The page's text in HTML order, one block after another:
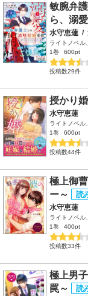
敏腕弁
ら、溺
水守恵蓮 /
ライトノベル
1巻
600pt
投稿数29件
授かり
水守恵蓮
ライトノベル
1巻
600pt
投稿数44件
極上御
ー～
水守恵蓮
ライトノベル
1巻
400pt
投稿数33件
極上男
罠～